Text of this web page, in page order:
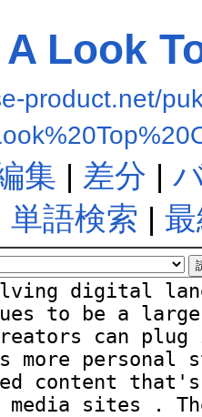
A Look
product.net/
集 | 差分 |
単語検索 |